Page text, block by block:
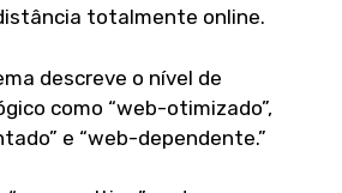
totalmente online.
descreve o nível de
como “web-otimizado”,
e “web-dependente.”